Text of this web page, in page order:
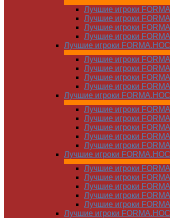
Лучшие игроки
Лучшие игроки
Лучшие игроки
Лучшие игроки
Лучшие игроки
Лучшие игроки
Лучшие игроки
Лучшие игроки
Лучшие игроки
Лучшие игроки
Лучшие игроки
Лучшие игроки
Лучшие игроки
Лучшие игроки
Лучшие игроки
Лучшие игроки
Лучшие игроки
Лучшие игроки
Лучшие игроки
Лучшие игроки
Лучшие игроки
Лучшие игроки